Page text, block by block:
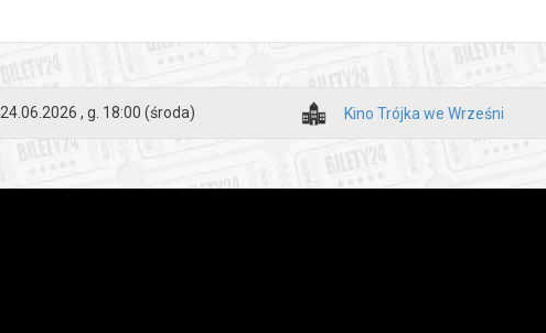
24.06.2026 , g. 18:00 (środa) Kino Trójka we Wrześni